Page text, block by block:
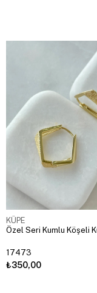
KÜPE
Özel Seri Kumlu Köşeli
17473
₺350,00